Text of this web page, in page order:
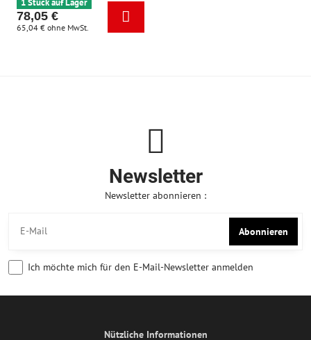
78,05 €
65,04 € ohne MwSt.
Newsletter
Newsletter abonnieren :
Abonnieren
Ich möchte mich für den E-Mail-Newsletter anmelden
Nützliche Informationen